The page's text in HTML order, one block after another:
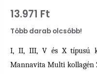
13.971 Ft
Több darab olcsóbb!
I, II, III, V és X típusú
Mannavita Multi kollagén